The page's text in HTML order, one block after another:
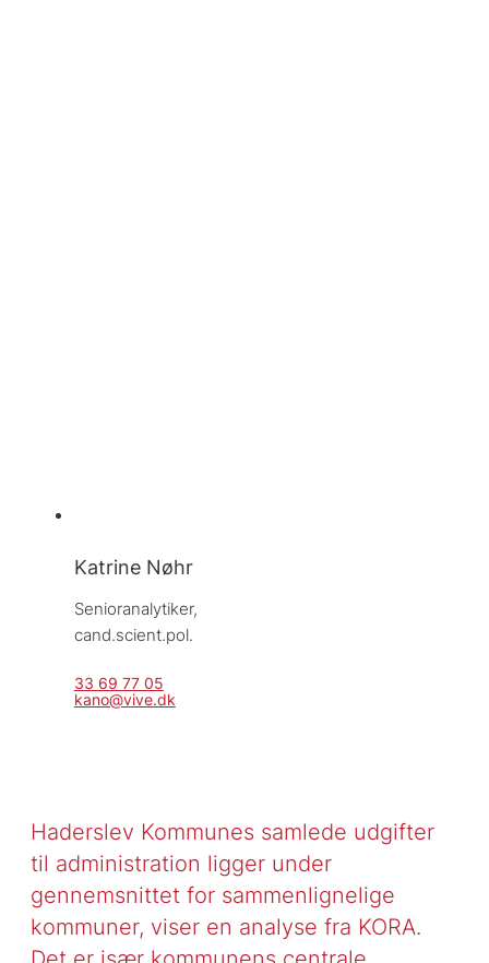
Katrine Nøhr
Senioranalytiker,
cand.scient.pol.
33 69 77 05
kano@vive.dk
Haderslev Kommunes samlede udgifter
til administration ligger under
gennemsnittet for sammenlignelige
kommuner, viser en analyse fra KORA.